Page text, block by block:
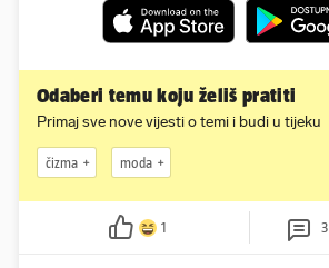
Odaberi temu koju želiš pratiti
Primaj sve nove vijesti o temi i budi u tijeku
čizma moda
1 3